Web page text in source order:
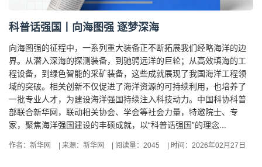
科普话强国丨向海图强 逐梦深海
向海图强的征程中，一系列重大装备正不断拓展我们经略海洋的边
界。从潜入深海的探测装备，到驰骋远洋的巨轮；从高效填海的工
程设备，到绿色智能的采矿装备，这些成就展现了我国海洋工程领
域的突破。相关创新不仅促进了海洋资源的可持续利用，也培养了
一批专业人才，为建设海洋强国持续注入科技动力。中国科协科普
部联合新华网，联动相关协会、学会等社会力量，特邀院士、专
家，聚焦海洋强国建设的丰硕成就，以“科普话强国”的理念...
作者：新华网 来源：新华网 阅读量：2045 时间：2026年02月27日